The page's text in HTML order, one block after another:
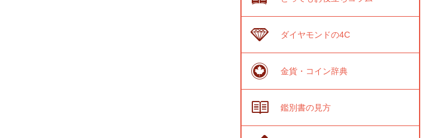
ダイヤモンドの4C
金貨・コイン辞典
鑑別書の見方